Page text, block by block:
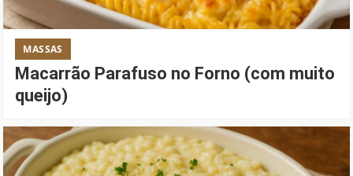
MASSAS
Macarrão Parafuso no Forno (com muito
queijo)